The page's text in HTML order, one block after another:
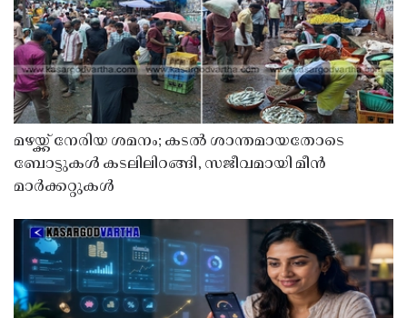
മഴയ്ക്ക് നേരിയ ശമനം; കടൽ ശാന്തമായതോടെ
ബോട്ടുകൾ കടലിലിറങ്ങി, സജീവമായി മീൻ
മാർക്കറ്റുകൾ